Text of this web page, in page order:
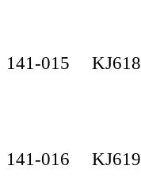
141-015 KJ618
141-016 KJ619